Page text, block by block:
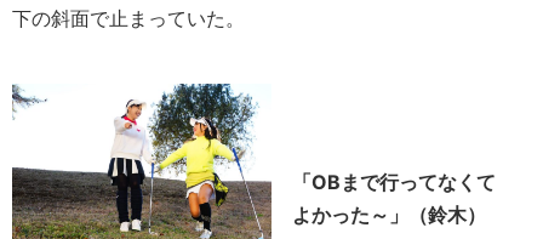
下の斜面で止まっていた。
「OBまで行ってなくて
よかった～」（鈴木）